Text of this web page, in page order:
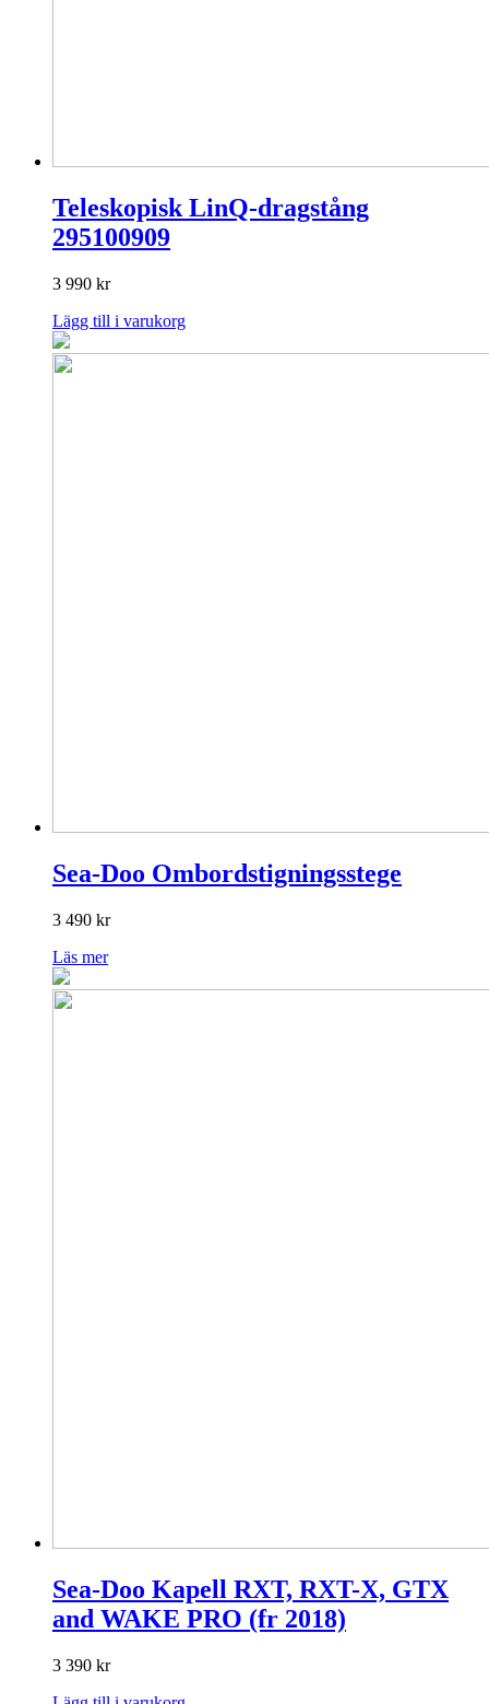
Teleskopisk LinQ-dragstång
295100909
3 990 kr
Lägg till i varukorg
Sea-Doo Ombordstigningsstege
3 490 kr
Läs mer
Sea-Doo Kapell RXT, RXT-X, GTX
and WAKE PRO (fr 2018)
3 390 kr